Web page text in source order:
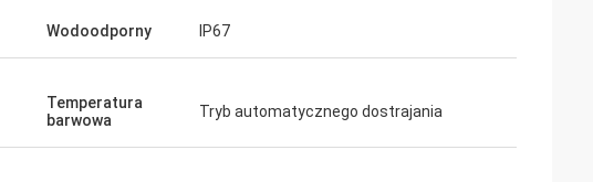
Wodoodporny IP67
Temperatura
barwowa
Tryb automatycznego dostrajania